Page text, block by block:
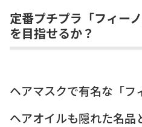
定番プチプラ「フィー
を目指せるか？
ヘアマスクで有名な「フ
ヘアオイルも隠れた名品